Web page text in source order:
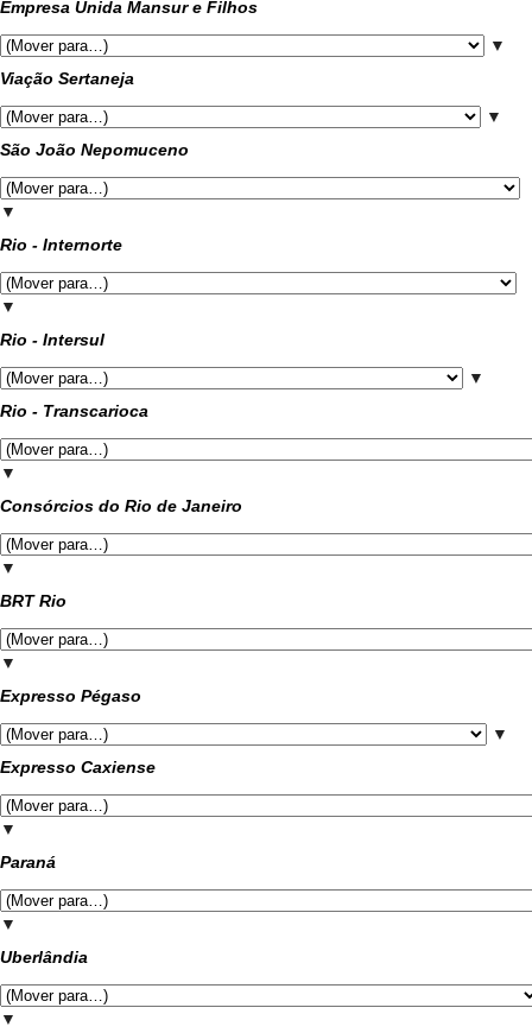
Empresa Unida Mansur e Filhos
▼
Viação Sertaneja
▼
São João Nepomuceno
▼
Rio - Internorte
▼
Rio - Intersul
▼
Rio - Transcarioca
▼
Consórcios do Rio de Janeiro
▼
BRT Rio
▼
Expresso Pégaso
▼
Expresso Caxiense
▼
Paraná
▼
Uberlândia
▼